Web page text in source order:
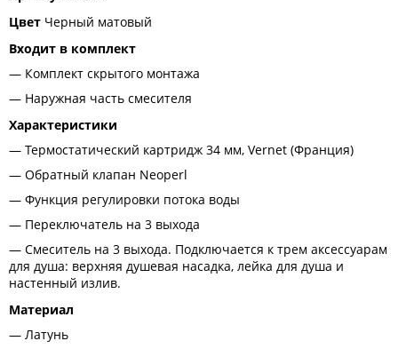
Цвет Черный матовый
Входит в комплект
Комплект скрытого монтажа
Наружная часть смесителя
Характеристики
Термостатический картридж 34 мм, Vernet (Франция)
Обратный клапан Neoperl
Функция регулировки потока воды
Переключатель на 3 выхода
Смеситель на 3 выхода. Подключается к трем аксессуарам
для душа: верхняя душевая насадка, лейка для душа и
настенный излив.
Материал
Латунь